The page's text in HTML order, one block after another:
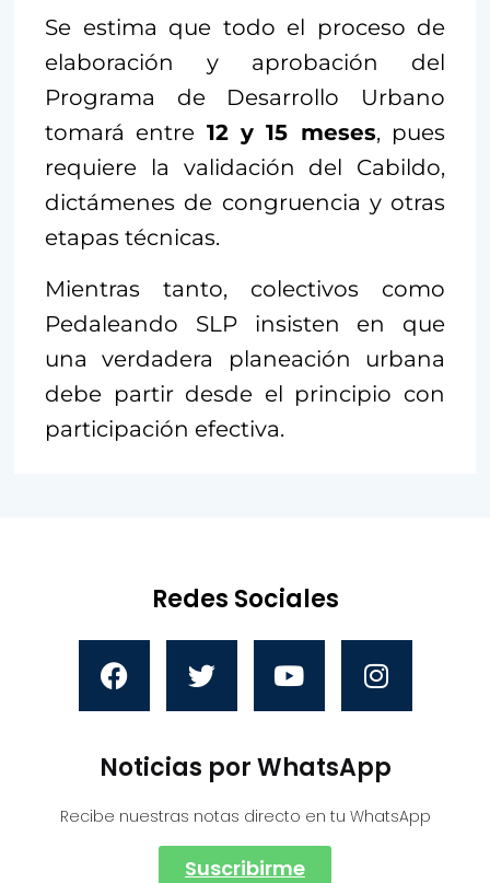
Se estima que todo el proceso de
elaboración y aprobación del
Programa de Desarrollo Urbano
tomará entre 12 y 15 meses, pues
requiere la validación del Cabildo,
dictámenes de congruencia y otras
etapas técnicas.
Mientras tanto, colectivos como
Pedaleando SLP insisten en que
una verdadera planeación urbana
debe partir desde el principio con
participación efectiva.
Redes Sociales
Noticias por WhatsApp
Recibe nuestras notas directo en tu WhatsApp
Suscribirme